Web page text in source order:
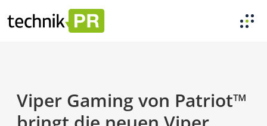
Viper Gaming von Patriot™